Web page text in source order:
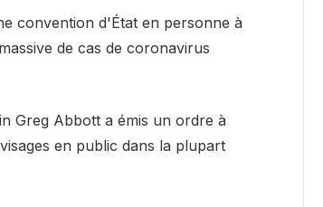
convention d'État en personne à
de cas de coronavirus
Greg Abbott a émis un ordre à
en public dans la plupart